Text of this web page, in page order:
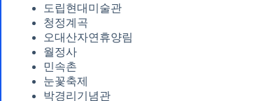
도립현대미술관
청정계곡
오대산자연휴양림
월정사
민속촌
눈꽃축제
박경리기념관